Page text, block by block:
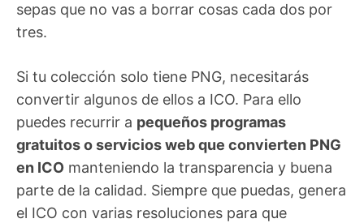
sepas que no vas a borrar cosas cada dos por
tres.
Si tu colección solo tiene PNG, necesitarás
convertir algunos de ellos a ICO. Para ello
puedes recurrir a pequeños programas
gratuitos o servicios web que convierten PNG
en ICO manteniendo la transparencia y buena
parte de la calidad. Siempre que puedas, genera
el ICO con varias resoluciones para que